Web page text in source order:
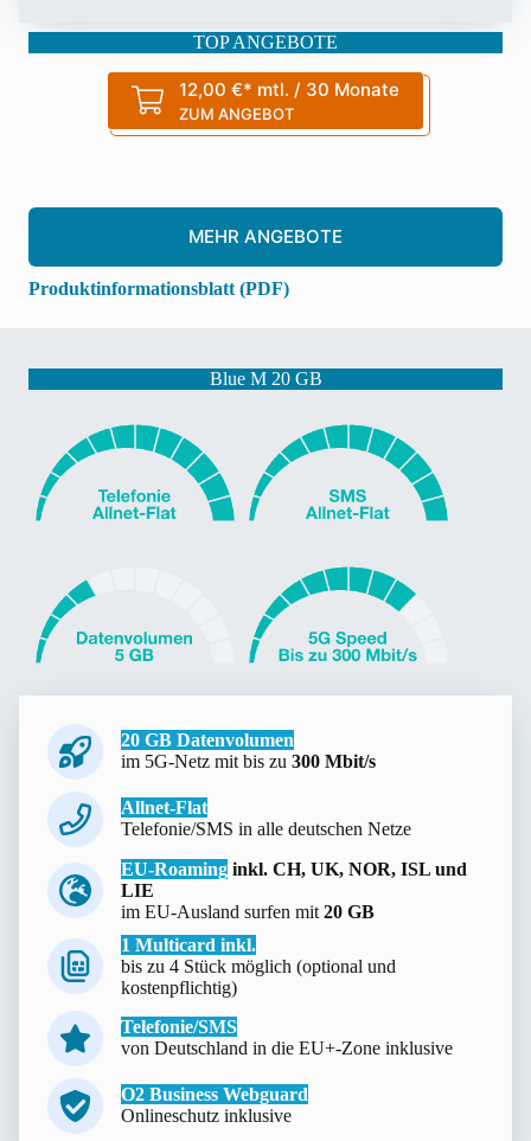
TOP ANGEBOTE
12,00 €* mtl. / 30 Monate
ZUM ANGEBOT
MEHR ANGEBOTE
Produktinformationsblatt (PDF)
Blue M 20 GB
20 GB Datenvolumen
im 5G-Netz mit bis zu 300 Mbit/s
Allnet-Flat
Telefonie/SMS in alle deutschen Netze
EU-Roaming inkl. CH, UK, NOR, ISL und
LIE
im EU-Ausland surfen mit 20 GB
1 Multicard inkl.
bis zu 4 Stück möglich (optional und
kostenpflichtig)
Telefonie/SMS
von Deutschland in die EU+-Zone inklusive
O2 Business Webguard
Onlineschutz inklusive